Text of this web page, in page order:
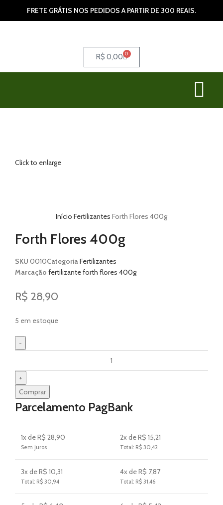
FRETE GRÁTIS NOS PEDIDOS A PARTIR DE 300 REAIS.
R$ 0,00 0
Click to enlarge
Início Fertilizantes Forth Flores 400g
Forth Flores 400g
SKU 0010Categoria Fertilizantes
Marcação fertilizante forth flores 400g
R$ 28,90
5 em estoque
Comprar
Parcelamento PagBank
1x de R$ 28,90
Sem juros
2x de R$ 15,21
Total: R$ 30,42
3x de R$ 10,31
Total: R$ 30,94
4x de R$ 7,87
Total: R$ 31,46